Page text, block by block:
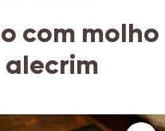
com molho
alecrim